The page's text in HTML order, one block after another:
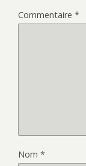
Commentaire *
Nom *